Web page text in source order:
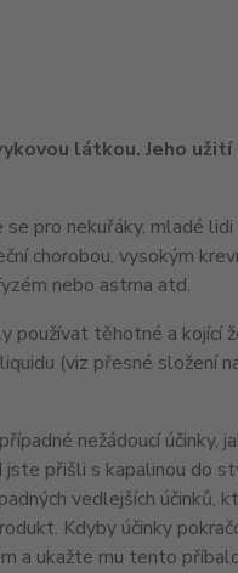
látkou. Jeho užití
se pro nekuřáky, mladé
chorobou, vysokým
nebo astma atd.
používat těhotné a kojící
(viz přesné složení
nežádoucí účinky,
jste přišli s kapalinou do
vedlejších účinků,
Kdyby účinky
a ukažte mu tento